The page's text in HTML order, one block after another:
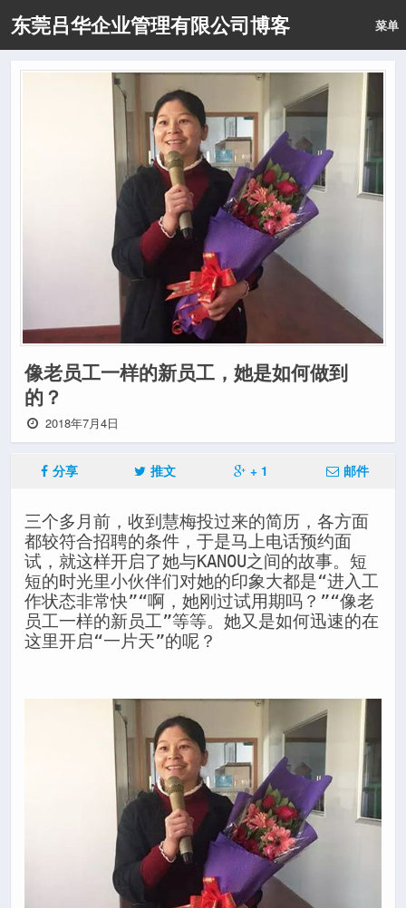
东莞吕华企业管理有限公司博客 菜单
像老员工一样的新员工，她是如何做到
的？
2018年7月4日
分享 推文 + 1 邮件
三个多月前，收到慧梅投过来的简历，各方面
都较符合招聘的条件，于是马上电话预约面
试，就这样开启了她与KANOU之间的故事。短
短的时光里小伙伴们对她的印象大都是“进入工
作状态非常快”“啊，她刚过试用期吗？”“像老
员工一样的新员工”等等。她又是如何迅速的在
这里开启“一片天”的呢？